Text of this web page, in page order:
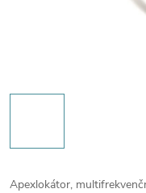
Apexlokátor,